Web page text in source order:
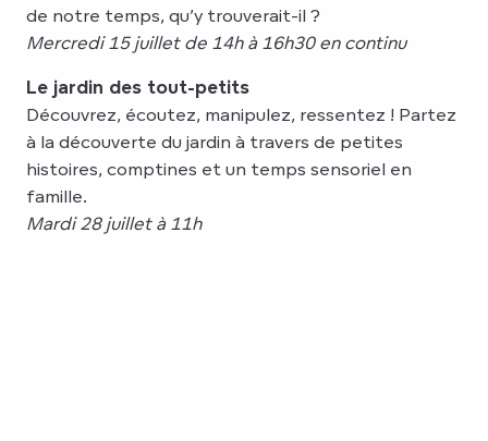
de notre temps, qu’y trouverait-il ?
Mercredi 15 juillet de 14h à 16h30 en continu
Le jardin des tout-petits
Découvrez, écoutez, manipulez, ressentez ! Partez
à la découverte du jardin à travers de petites
histoires, comptines et un temps sensoriel en
famille.
Mardi 28 juillet à 11h